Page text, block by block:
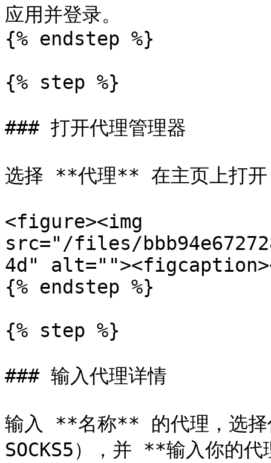
应用并登录。
{% endstep %}
{% step %}
### 打开代理管理器
选择 **代理** 在主页上打
<figure><img
src="/files/
4d"
{% endstep %}
{% step %}
### 输入代理详情
输入 **名称** 的代理，选
SOCKS5），并 **输入你的